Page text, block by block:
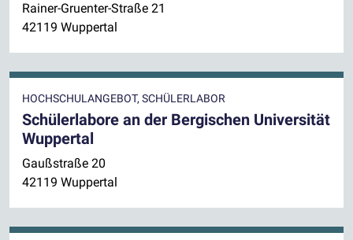
Rainer-Gruenter-Straße 21
42119 Wuppertal
HOCHSCHULANGEBOT, SCHÜLERLABOR
Schülerlabore an der Bergischen Universität
Wuppertal
Gaußstraße 20
42119 Wuppertal